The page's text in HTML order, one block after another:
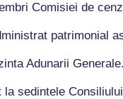
Comisiei de
patrimonial
Adunarii
sedintele